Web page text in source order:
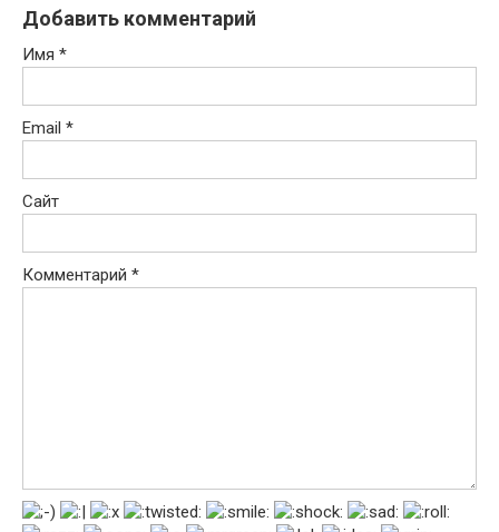
Добавить комментарий
Имя *
Email *
Сайт
Комментарий *